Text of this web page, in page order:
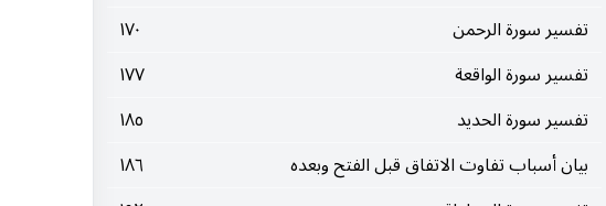
تفسير سورة الرحمن
١٧٠
تفسير سورة الواقعة
١٧٧
تفسير سورة الحديد
١٨٥
بيان أسباب تفاوت الاتفاق قبل الفتح وبعده
١٨٦